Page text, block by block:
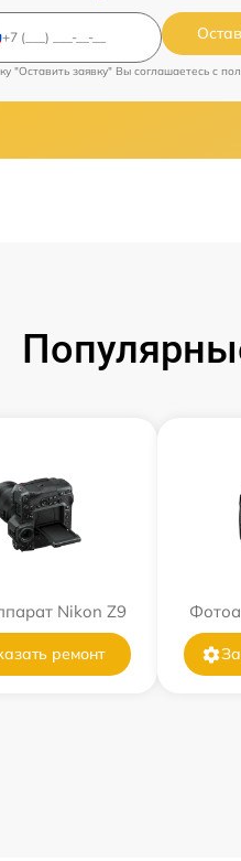
"Оставить заявку" Вы соглашаетесь c
Nikon Z9
ремонт